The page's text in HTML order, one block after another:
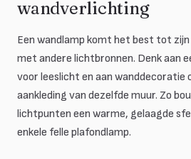
wandverlichting
Een wandlamp komt het best tot
met andere lichtbronnen. Denk aan
voor leeslicht en aan wanddecoratie
aankleding van dezelfde muur. Zo
lichtpunten een warme, gelaagde
enkele felle plafondlamp.